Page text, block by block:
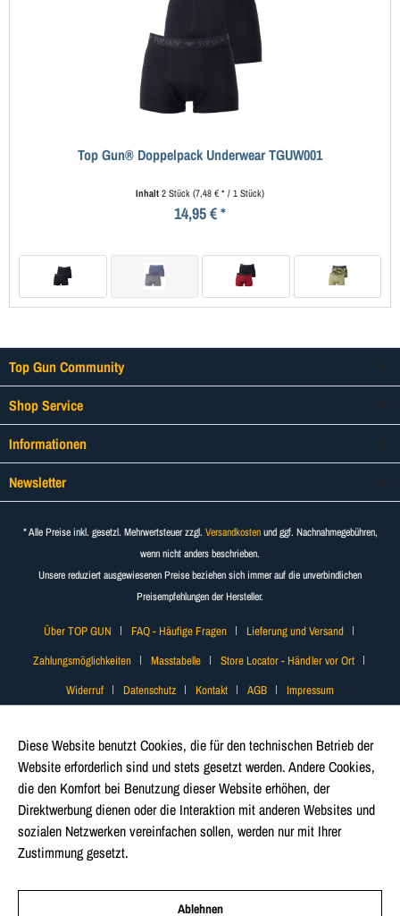
Top Gun® Doppelpack Underwear TGUW001
Inhalt2 Stück(7,48 € * / 1 Stück)
14,95 € *
Top Gun Community
Shop Service
Informationen
Newsletter
* Alle Preise inkl. gesetzl. Mehrwertsteuer zzgl. Versandkostenund ggf. Nachnahmegebühren,
wenn nicht anders beschrieben.
Unsere reduziert ausgewiesenen Preise beziehen sich immer auf die unverbindlichen
Preisempfehlungen der Hersteller.
Über TOP GUN FAQ - Häufige Fragen
Lieferung und Versand
Zahlungsmöglichkeiten
Masstabelle
Store Locator - Händler vor Ort
Widerruf
Datenschutz Kontakt AGB Impressum
Diese Website benutzt Cookies, die für den technischen Betrieb der
Website erforderlich sind und stets gesetzt werden. Andere Cookies,
die den Komfort bei Benutzung dieser Website erhöhen, der
Direktwerbung dienen oder die Interaktion mit anderen Websites und
sozialen Netzwerken vereinfachen sollen, werden nur mit Ihrer
Zustimmung gesetzt.
Ablehnen